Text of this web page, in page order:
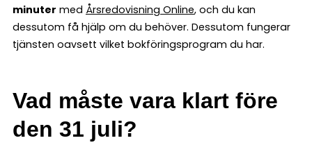
minuter med Årsredovisning Online, och du kan
dessutom få hjälp om du behöver. Dessutom fungerar
tjänsten oavsett vilket bokföringsprogram du har.
Vad måste vara klart före
den 31 juli?